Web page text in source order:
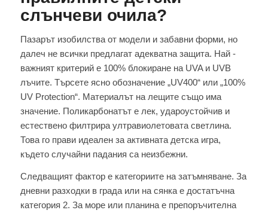
слънчеви очила?
Пазарът изобилства от модели и забавни форми, но
далеч не всички предлагат адекватна защита. Най ‑
важният критерий е 100% блокиране на UVA и UVB
лъчите. Търсете ясно обозначение „UV400“ или „100%
UV Protection“. Материалът на лещите също има
значение. Поликарбонатът е лек, удароустойчив и
естествено филтрира ултравиолетовата светлина.
Това го прави идеален за активната детска игра,
където случайни падания са неизбежни.
Следващият фактор е категориите на затъмняване. За
дневни разходки в града или на сянка е достатъчна
категория 2. За море или планина е препоръчителна